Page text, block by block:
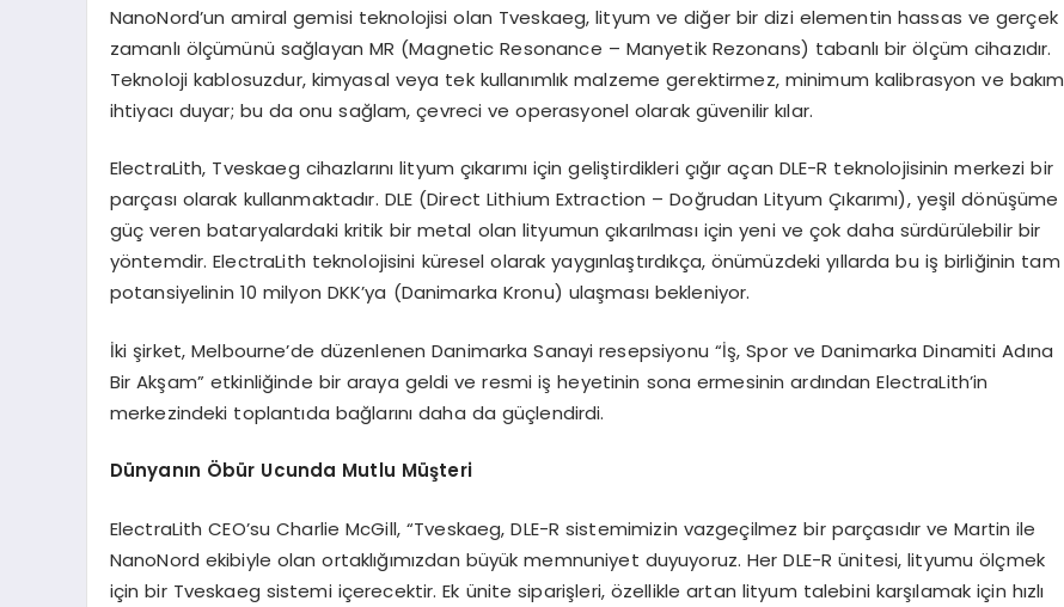
NanoNord’un amiral gemisi teknolojisi olan Tveskaeg, lityum ve diğer bir dizi elementin hassas ve gerçek
zamanlı ölçümünü sağlayan MR (Magnetic Resonance – Manyetik Rezonans) tabanlı bir ölçüm cihazıdır.
Teknoloji kablosuzdur, kimyasal veya tek kullanımlık malzeme gerektirmez, minimum kalibrasyon ve bakım
ihtiyacı duyar; bu da onu sağlam, çevreci ve operasyonel olarak güvenilir kılar.
ElectraLith, Tveskaeg cihazlarını lityum çıkarımı için geliştirdikleri çığır açan DLE-R teknolojisinin merkezi bir
parçası olarak kullanmaktadır. DLE (Direct Lithium Extraction – Doğrudan Lityum Çıkarımı), yeşil dönüşüme
güç veren bataryalardaki kritik bir metal olan lityumun çıkarılması için yeni ve çok daha sürdürülebilir bir
yöntemdir. ElectraLith teknolojisini küresel olarak yaygınlaştırdıkça, önümüzdeki yıllarda bu iş birliğinin tam
potansiyelinin 10 milyon DKK’ya (Danimarka Kronu) ulaşması bekleniyor.
İki şirket, Melbourne’de düzenlenen Danimarka Sanayi resepsiyonu “İş, Spor ve Danimarka Dinamiti Adına
Bir Akşam” etkinliğinde bir araya geldi ve resmi iş heyetinin sona ermesinin ardından ElectraLith’in
merkezindeki toplantıda bağlarını daha da güçlendirdi.
Dünyanın Öbür Ucunda Mutlu Müşteri
ElectraLith CEO’su Charlie McGill, “Tveskaeg, DLE-R sistemimizin vazgeçilmez bir parçasıdır ve Martin ile
NanoNord ekibiyle olan ortaklığımızdan büyük memnuniyet duyuyoruz. Her DLE-R ünitesi, lityumu ölçmek
için bir Tveskaeg sistemi içerecektir. Ek ünite siparişleri, özellikle artan lityum talebini karşılamak için hızlı